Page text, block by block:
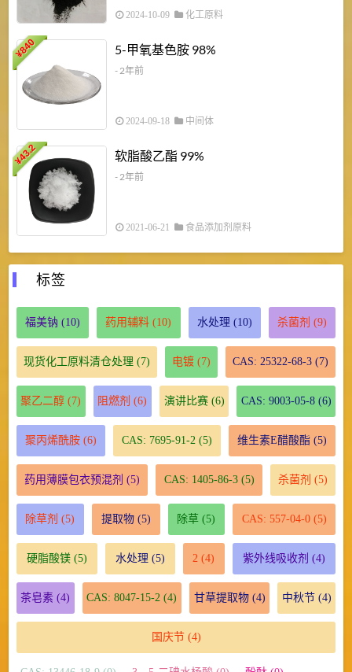
2024-10-09 化工原料
¥
840 5-甲氧基色胺 98%
- 2年前
2024-09-18 中间体
¥
43.2 软脂酸乙酯 99%
- 2年前
2021-06-21 食品添加剂原料
标签
福美钠 (10) 药用辅料 (10) 水处理 (10) 杀菌剂 (9)
现货化工原料清仓处理 (7) 电镀 (7) CAS: 25322-68-3 (7)
聚乙二醇 (7) 阻燃剂 (6) 演讲比赛(6) CAS: 9003-05-8(6)
聚丙烯酰胺(6) CAS: 7695-91-2 (5) 维生素E醋酸酯 (5)
药用薄膜包衣预混剂 (5) CAS: 1405-86-3(5) 杀菌剂 (5)
除草剂 (5) 提取物(5) 除草 (5) CAS: 557-04-0(5)
硬脂酸镁(5) 水处理 (5) 2 (4) 紫外线吸收剂 (4)
茶皂素 (4) CAS: 8047-15-2 (4) 甘草提取物(4) 中秋节(4)
国庆节(4)